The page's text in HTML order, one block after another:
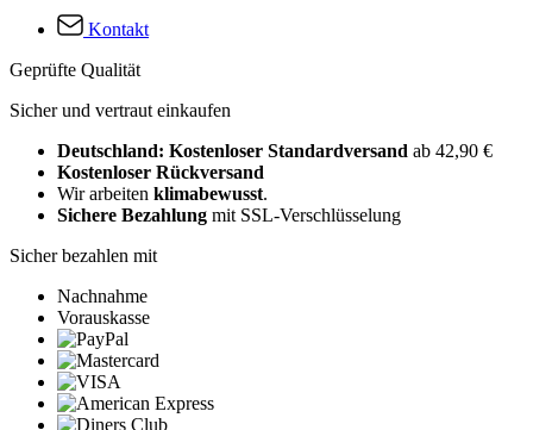
Kontakt
Geprüfte Qualität
Sicher und vertraut einkaufen
Deutschland: Kostenloser Standardversand ab 42,90 €
Kostenloser Rückversand
Wir arbeiten klimabewusst.
Sichere Bezahlung mit SSL-Verschlüsselung
Sicher bezahlen mit
Nachnahme
Vorauskasse